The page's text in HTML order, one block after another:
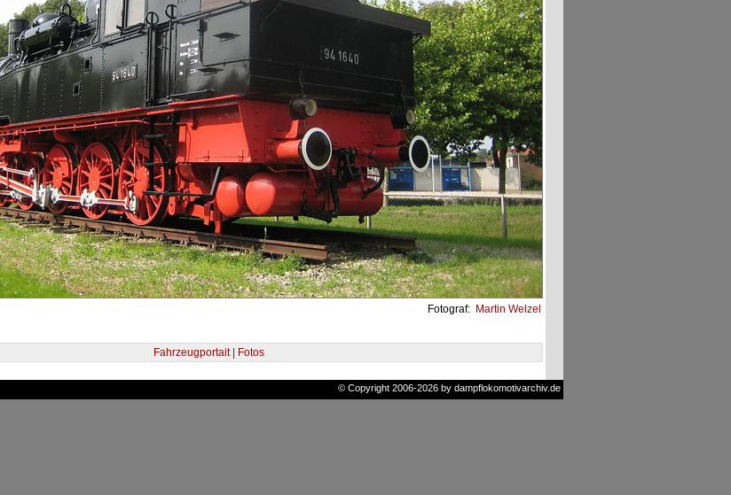
Fotograf: Martin Welzel
Fahrzeugportait | Fotos
© Copyright 2006-2026 by dampflokomotivarchiv.de